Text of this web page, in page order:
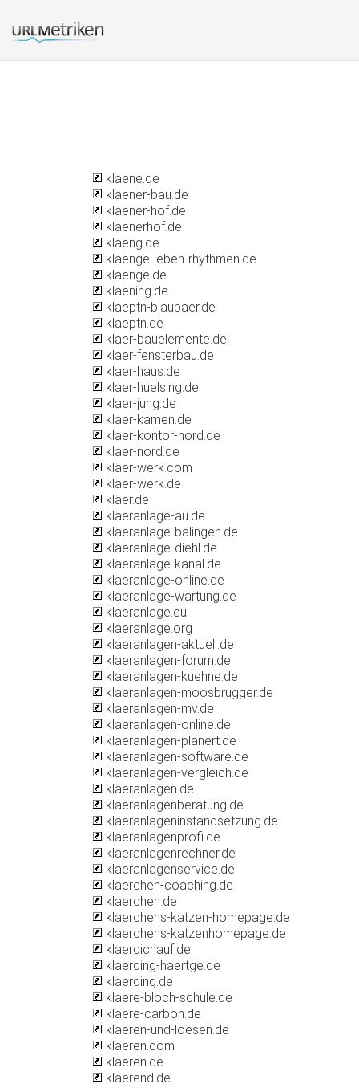
klaene.de
klaener-bau.de
klaener-hof.de
klaenerhof.de
klaeng.de
klaenge-leben-rhythmen.de
klaenge.de
klaening.de
klaeptn-blaubaer.de
klaeptn.de
klaer-bauelemente.de
klaer-fensterbau.de
klaer-haus.de
klaer-huelsing.de
klaer-jung.de
klaer-kamen.de
klaer-kontor-nord.de
klaer-nord.de
klaer-werk.com
klaer-werk.de
klaer.de
klaeranlage-au.de
klaeranlage-balingen.de
klaeranlage-diehl.de
klaeranlage-kanal.de
klaeranlage-online.de
klaeranlage-wartung.de
klaeranlage.eu
klaeranlage.org
klaeranlagen-aktuell.de
klaeranlagen-forum.de
klaeranlagen-kuehne.de
klaeranlagen-moosbrugger.de
klaeranlagen-mv.de
klaeranlagen-online.de
klaeranlagen-planert.de
klaeranlagen-software.de
klaeranlagen-vergleich.de
klaeranlagen.de
klaeranlagenberatung.de
klaeranlageninstandsetzung.de
klaeranlagenprofi.de
klaeranlagenrechner.de
klaeranlagenservice.de
klaerchen-coaching.de
klaerchen.de
klaerchens-katzen-homepage.de
klaerchens-katzenhomepage.de
klaerdichauf.de
klaerding-haertge.de
klaerding.de
klaere-bloch-schule.de
klaere-carbon.de
klaeren-und-loesen.de
klaeren.com
klaeren.de
klaerend.de